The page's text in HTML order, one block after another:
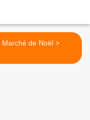
Marché de Noël >